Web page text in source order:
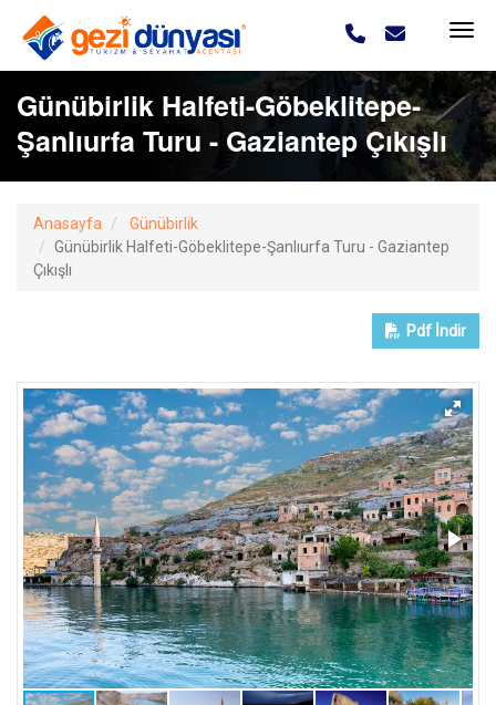
Günübirlik Halfeti-Göbeklitepe-
Şanlıurfa Turu - Gaziantep Çıkışlı
Anasayfa
Günübirlik
Günübirlik Halfeti-Göbeklitepe-Şanlıurfa Turu - Gaziantep
Çıkışlı
Pdf İndir